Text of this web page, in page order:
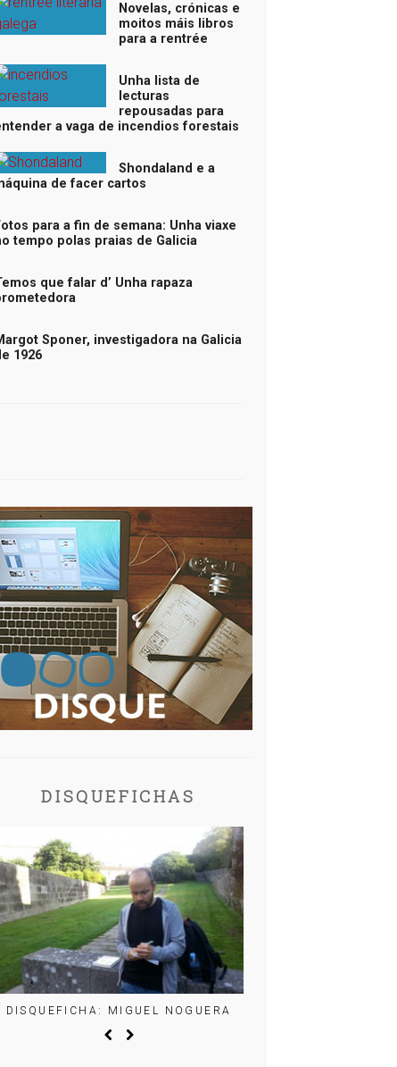
Novelas, crónicas e
moitos máis libros
para a rentrée
Unha lista de
lecturas
repousadas para
a vaga de incendios forestais
Shondaland e a
de facer cartos
para a fin de semana: Unha viaxe
tempo polas praias de Galicia
que falar d’ Unha rapaza
Sponer, investigadora na Galicia
1926
DISQUEFICHAS
DISQUEFICHA: MIGUEL NOGUERA